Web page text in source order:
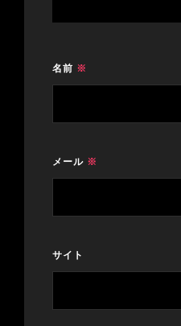
名前 ※
メール ※
サイト